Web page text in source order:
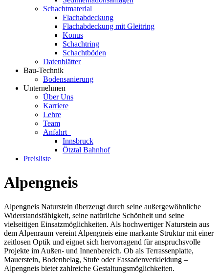
Schachtmaterial
Flachabdeckung
Flachabdeckung mit Gleitring
Konus
Schachtring
Schachtböden
Datenblätter
Bau-Technik
Bodensanierung
Unternehmen
Über Uns
Karriere
Lehre
Team
Anfahrt
Innsbruck
Ötztal Bahnhof
Preisliste
Alpengneis
Alpengneis Naturstein überzeugt durch seine außergewöhnliche
Widerstandsfähigkeit, seine natürliche Schönheit und seine
vielseitigen Einsatzmöglichkeiten. Als hochwertiger Naturstein aus
dem Alpenraum vereint Alpengneis eine markante Struktur mit einer
zeitlosen Optik und eignet sich hervorragend für anspruchsvolle
Projekte im Außen- und Innenbereich. Ob als Terrassenplatte,
Mauerstein, Bodenbelag, Stufe oder Fassadenverkleidung –
Alpengneis bietet zahlreiche Gestaltungsmöglichkeiten.